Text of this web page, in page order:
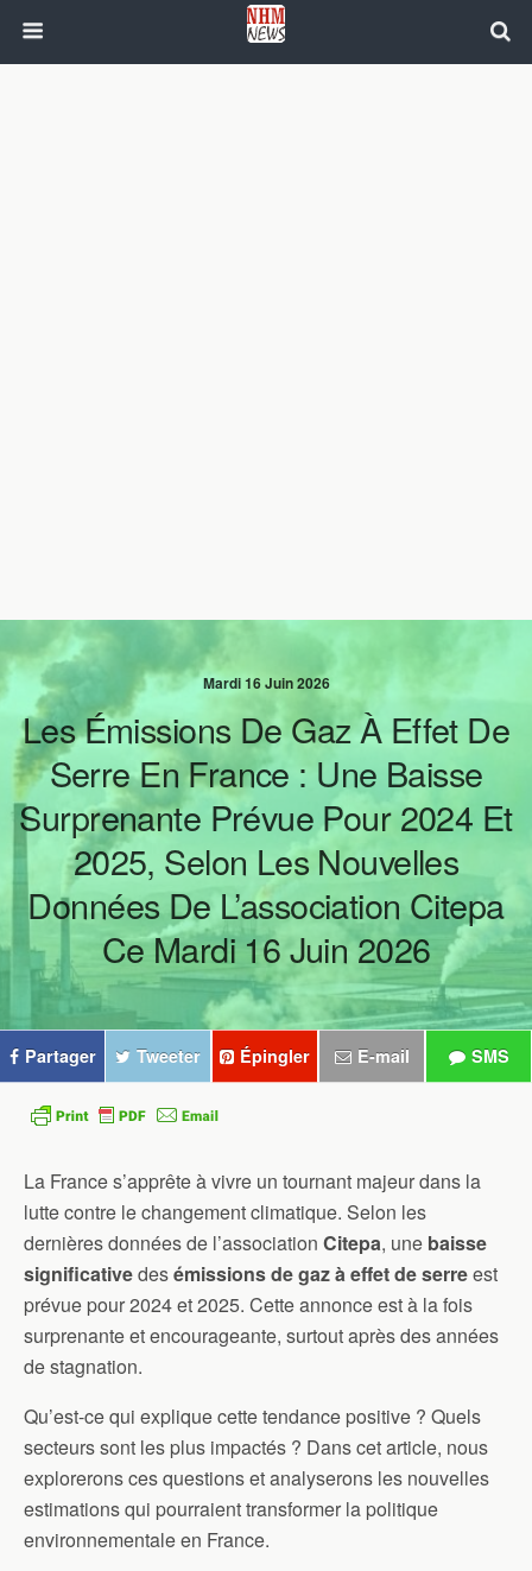
Mardi 16 Juin 2026
Les Émissions De Gaz À Effet De
Serre En France : Une Baisse
Surprenante Prévue Pour 2024 Et
2025, Selon Les Nouvelles
Données De L’association Citepa
Ce Mardi 16 Juin 2026
Partager Tweeter Épingler E-mail SMS
La France s’apprête à vivre un tournant majeur dans la
lutte contre le changement climatique. Selon les
dernières données de l’association Citepa, une baisse
significativedesémissions de gaz à effet de serreest
prévue pour 2024 et 2025. Cette annonce est à la fois
surprenante et encourageante, surtout après des années
de stagnation.
Qu’est-ce qui explique cette tendance positive ? Quels
secteurs sont les plus impactés ? Dans cet article, nous
explorerons ces questions et analyserons les nouvelles
estimations qui pourraient transformer la politique
environnementale en France.